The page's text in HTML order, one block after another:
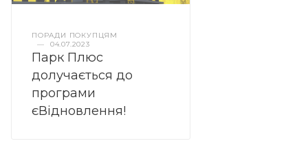
ПОРАДИ ПОКУПЦЯМ
—
04.07.2023
Парк Плюс
долучається до
програми
єВідновлення!